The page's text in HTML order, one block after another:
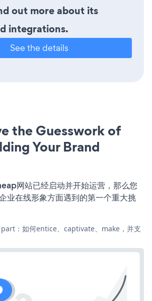
out more about its
integrations.
See the details
the Guesswork of
Your Brand
网站已经启动并开始运营，那么您
业在线形象方面遇到的第一个重大挑
：如何entice、captivate、make，并支